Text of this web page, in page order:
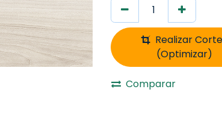
Realizar
(Optimizar)
Comparar